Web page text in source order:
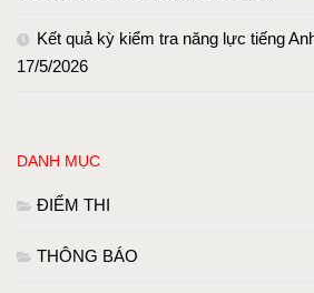
Kết quả kỳ kiểm tra năng lực tiếng
17/5/2026
DANH MỤC
ĐIỂM THI
THÔNG BÁO